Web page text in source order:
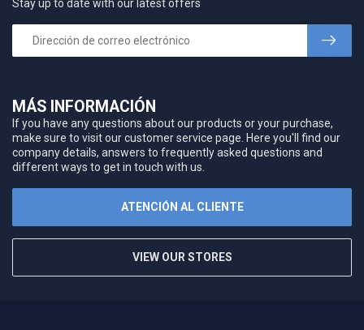
MÁS INFORMACIÓN
If you have any questions about our products or your purchase,
make sure to visit our customer service page. Here you'll find our
company details, answers to frequently asked questions and
different ways to get in touch with us.
ATENCIÓN AL CLIENTE
VIEW OUR STORES
Stay up to date with our latest offers